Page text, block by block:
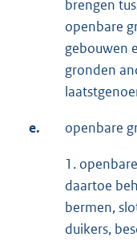
brengen
openbare
gebouwen
gronden
e. openbare
1.
daartoe
bermen,
duikers,